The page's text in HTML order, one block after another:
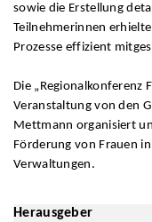
sowie die Erstellung
Teilnehmerinnen
Prozesse effizient
Die „Regionalkonferenz
Veranstaltung von den
Mettmann organisiert
Förderung von Frauen
Verwaltungen.
Herausgeber